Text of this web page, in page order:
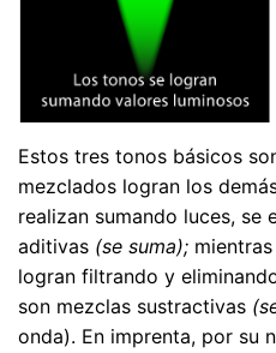
Estos tres tonos básicos
mezclados logran los
realizan sumando luces, se
aditivas (se suma);
logran filtrando y
son mezclas sustractivas
onda). En imprenta, por su